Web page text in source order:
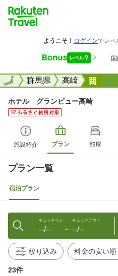
全国群馬県 高崎
全国
ホテル グランビュー高崎
施設紹介 プラン 部屋
プラン一覧
宿泊プラン
チェックイン
--/-- 〜
チェックアウト
--/--
絞り込み
23件